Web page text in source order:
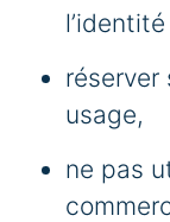
réserver
usage,
ne pas